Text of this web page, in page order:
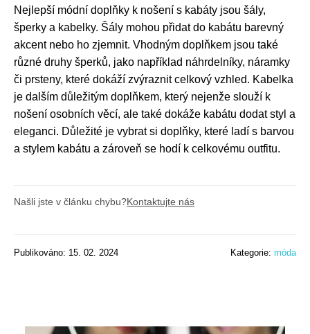
Nejlepší módní doplňky k nošení s kabáty jsou šály,
šperky a kabelky. Šály mohou přidat do kabátu barevný
akcent nebo ho zjemnit. Vhodným doplňkem jsou také
různé druhy šperků, jako například náhrdelníky, náramky
či prsteny, které dokáží zvýraznit celkový vzhled. Kabelka
je dalším důležitým doplňkem, který nejenže slouží k
nošení osobních věcí, ale také dokáže kabátu dodat styl a
eleganci. Důležité je vybrat si doplňky, které ladí s barvou
a stylem kabátu a zároveň se hodí k celkovému outfitu.
Našli jste v článku chybu?Kontaktujte nás
Publikováno: 15. 02. 2024 Kategorie: móda